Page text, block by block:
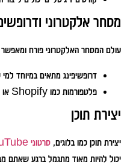
מסחר אלקטרוני
עולם המסחר האלקטרוני פורח
דרופשיפינג מתאים במיוחד
פלטפורמות כמו Shopify או WooCommerce מאפשרות להקים חנות מקוונת מותאמת אישית.
יצירת תוכן
יצירת תוכן כמו בלוגים, סרטוני YouTube
יכול להיות מאוד מתגמל ברגע שאתם